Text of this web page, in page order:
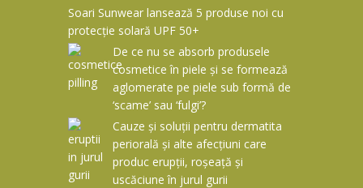
Soari Sunwear lansează 5 produse noi cu
protecție solară UPF 50+
De ce nu se absorb produsele
cosmetice în piele și se formează
aglomerate pe piele sub formă de
‘scame’ sau ‘fulgi’?
Cauze și soluții pentru dermatita
periorală și alte afecțiuni care
produc erupții, roșeață și
uscăciune în jurul gurii